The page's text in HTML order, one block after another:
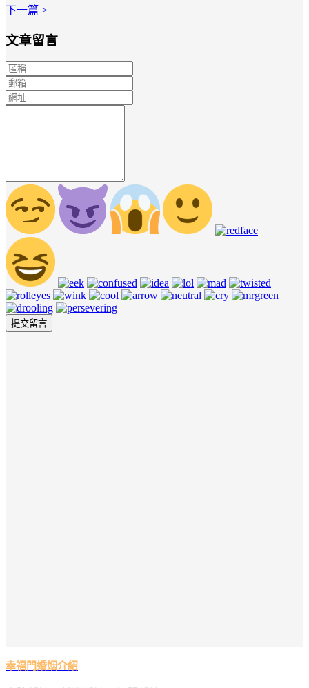
下一篇 >
文章留言
幸福門婚姻介紹